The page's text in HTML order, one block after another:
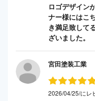
ロゴデザイン
ナー様にはこ
き満足致して
ざいました。
宮田塗装工業
2026/04/25/にレ